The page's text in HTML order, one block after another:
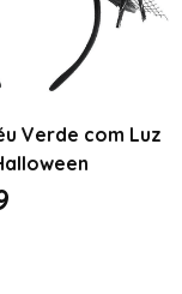
Verde com Luz